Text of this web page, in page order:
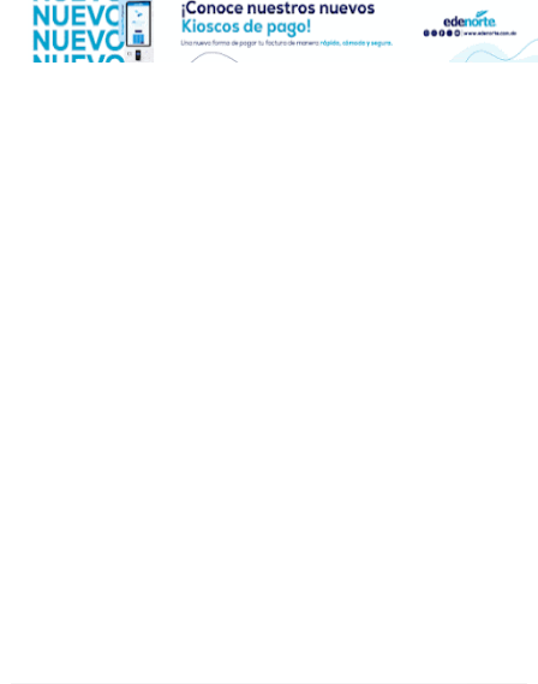
Playas públicas y hoteles: ¿hasta dónde puede